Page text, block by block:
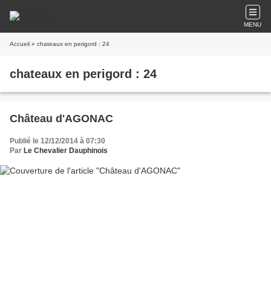
MENU
Accueil » chateaux en perigord : 24
chateaux en perigord : 24
Château d'AGONAC
Publié le 12/12/2014 à 07:30
Par Le Chevalier Dauphinois